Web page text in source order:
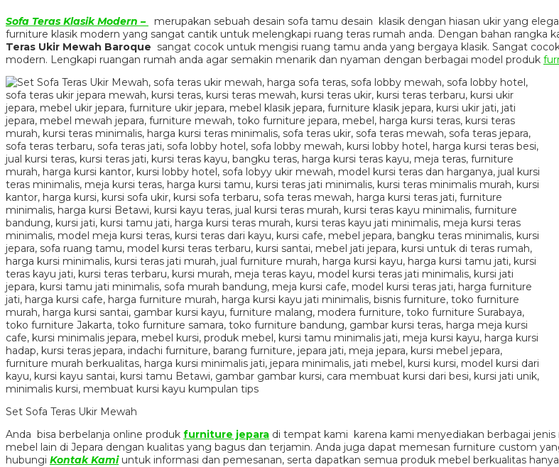
Sofa Teras Klasik Modern – merupakan sebuah desain sofa tamu desain klasik dengan hiasan ukir yang
furniture klasik modern yang sangat cantik untuk melengkapi ruang teras rumah anda. Dengan bahan rangka
Teras Ukir Mewah Baroque sangat cocok untuk mengisi ruang tamu anda yang bergaya klasik. Sangat
modern. Lengkapi ruangan rumah anda agar semakin menarik dan nyaman dengan berbagai model produk
Set Sofa Teras Ukir Mewah
Anda bisa berbelanja online produk furniture jepara di tempat kami karena kami menyediakan berbagai
mebel lain di Jepara dengan kualitas yang bagus dan terjamin. Anda juga dapat memesan furniture custom
hubungi Kontak Kamiuntuk informasi dan pemesanan, serta dapatkan semua produk mebel berkualitas